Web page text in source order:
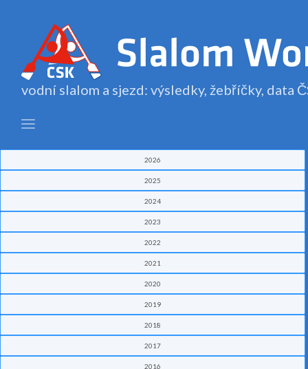
vodní slalom a sjezd: výsledky, žebříčky, data
2026
2025
2024
2023
2022
2021
2020
2019
2018
2017
2016